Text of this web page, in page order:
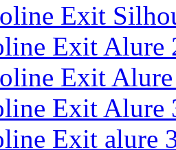
Exit
Exit Alure
Exit
Exit Alure
Exit alure